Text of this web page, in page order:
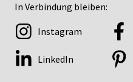
In Verbindung bleiben:
Instagram
LinkedIn